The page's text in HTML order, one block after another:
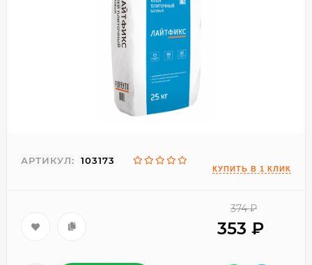
АРТИКУЛ: 103173
374 ₽
353